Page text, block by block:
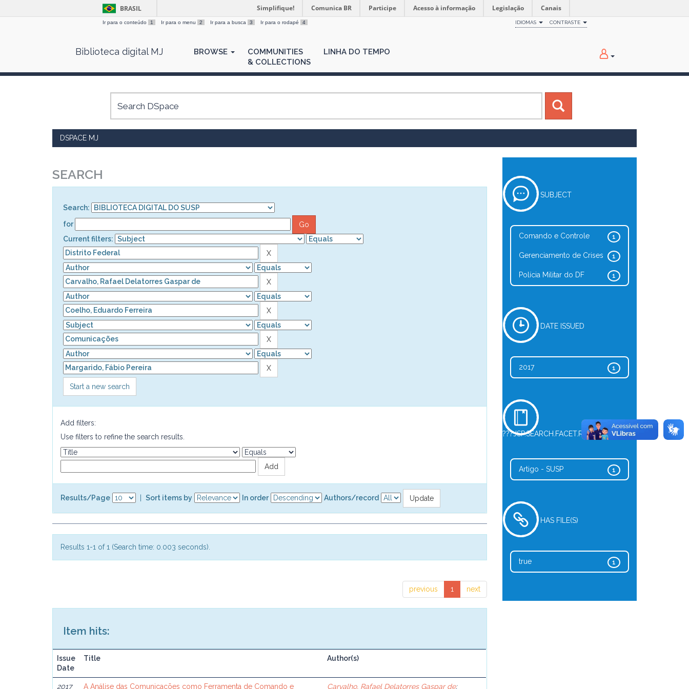
BRASIL Simplifique! Comunica BR Participe Acesso à informação Legislação Canais
Ir para o conteúdo 1 Ir para o menu 2 Ir para a busca 3 Ir para o rodapé 4 IDIOMAS CONTRASTE
Biblioteca digital MJ BROWSE
COMMUNITIES
& COLLECTIONS
LINHA DO TEMPO
DSPACE MJ
SEARCH
Search:
for
Current filters:
Start a new search
Add filters:
Use filters to refine the search results.
Results/Page Sort items by In order Authors/record
Results 1-1 of 1 (Search time: 0.003 seconds).
previous 1 next
Item hits:
Issue
Date
Title Author(s)
2017 A Análise das Comunicações como Ferramenta de Comando e Carvalho, Rafael Delatorres Gaspar de;
SUBJECT
1
Comando e Controle
1
Gerenciamento de Crises
1
Polícia Militar do DF
DATE ISSUED
1
2017
???JSP.SEARCH.FACET.REFINE.TYPE???
1
Artigo - SUSP
HAS FILE(S)
1
true